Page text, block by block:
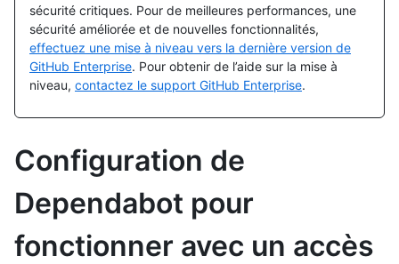
sécurité critiques. Pour de meilleures performances, une
sécurité améliorée et de nouvelles fonctionnalités,
effectuez une mise à niveau vers la dernière version de
GitHub Enterprise. Pour obtenir de l’aide sur la mise à
niveau, contactez le support GitHub Enterprise.
Configuration de
Dependabot pour
fonctionner avec un accès